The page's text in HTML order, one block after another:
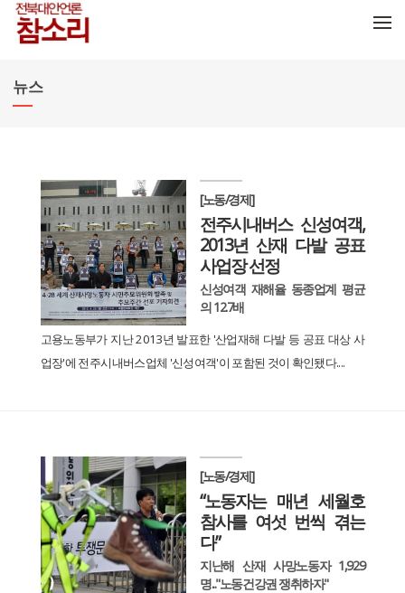
뉴스
[노동/경제]
전주시내버스 신성여객,
2013년 산재 다발 공표
사업장 선정
신성여객 재해율 동종업계 평균
의 12.7배
고용노동부가 지난 2013년 발표한 '산업재해 다발 등 공표 대상 사
업장'에 전주시내버스업체 '신성여객'이 포함된 것이 확인됐다....
[노동/경제]
“노동자는 매년 세월호
참사를 여섯 번씩 겪는
다”
지난해 산재 사망노동자 1,929
명..."노동건강권 쟁취하자"